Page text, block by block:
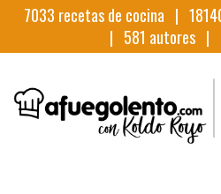
7033 recetas de cocina |
| 581 autores |